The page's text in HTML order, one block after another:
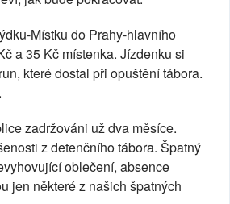
Místku do Prahy-hlavního
a 35 Kč místenka. Jízdenku si
které dostal při opuštění tábora.
zadržováni už dva měsíce.
z detenčního tábora. Špatný
oblečení, absence
jen některé z našich špatných